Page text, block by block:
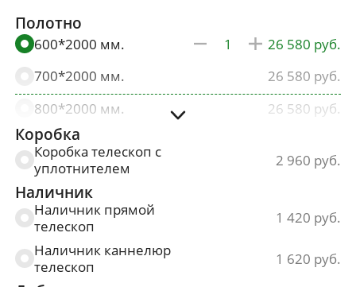
Полотно
600*2000 мм.
26 580
700*2000 мм.
26 580
800*2000 мм.
26 580
900*2000 мм.
Коробка
Коробка телескоп с
уплотнителем
2 960
Наличник
Наличник прямой
телескоп
1 420
Наличник каннелюр
телескоп
1 620